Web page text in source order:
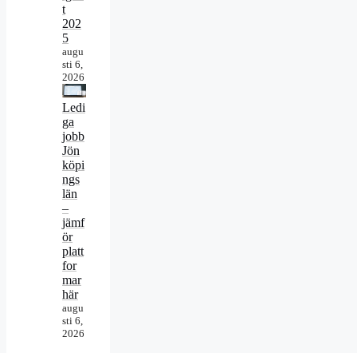
t
202
5
augu
sti 6,
2026
Ledi
ga
jobb
Jön
köpi
ngs
län
–
jämf
ör
platt
for
mar
här
augu
sti 6,
2026